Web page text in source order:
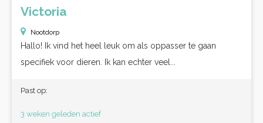
Victoria
Nootdorp
Hallo! Ik vind het heel leuk om als oppasser te gaan
specifiek voor dieren. Ik kan echter veel...
Past op:
3 weken geleden actief